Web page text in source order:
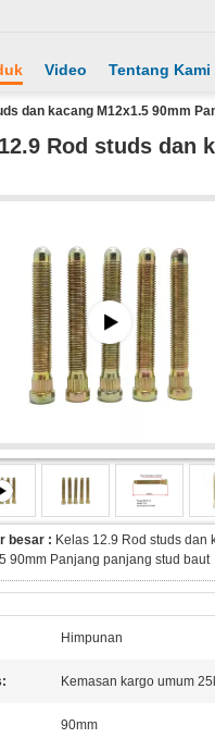
Video Tentang Kami
dan kacang M12x1.5 90mm
Rod studs dan
besar : Kelas 12.9 Rod studs dan
90mm Panjang panjang stud baut
Himpunan
Kemasan kargo umum
90mm